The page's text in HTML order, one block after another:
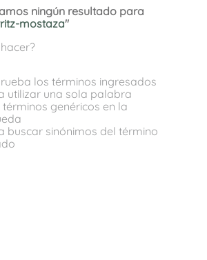
ningún resultado para
mostaza"
los términos ingresados
utilizar una sola palabra
términos genéricos en la
buscar sinónimos del término